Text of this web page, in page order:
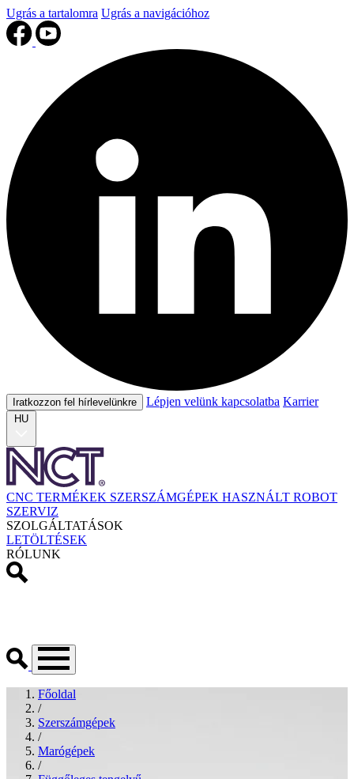
Ugrás a tartalomra Ugrás a navigációhoz
Iratkozzon fel hírlevelünkre Lépjen velünk kapcsolatba Karrier
HU
CNC TERMÉKEK SZERSZÁMGÉPEK HASZNÁLT ROBOT
SZERVIZ
SZOLGÁLTATÁSOK
LETÖLTÉSEK
RÓLUNK
Főoldal
/
Szerszámgépek
/
Marógépek
/